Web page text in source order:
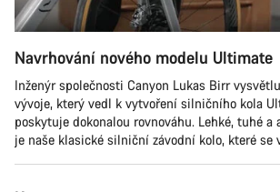
Navrhování nového modelu Ultimate
Inženýr společnosti Canyon Lukas Birr
vývoje, který vedl k vytvoření silničního kola
poskytuje dokonalou rovnováhu. Lehké, tuhé a
je naše klasické silniční závodní kolo, které se